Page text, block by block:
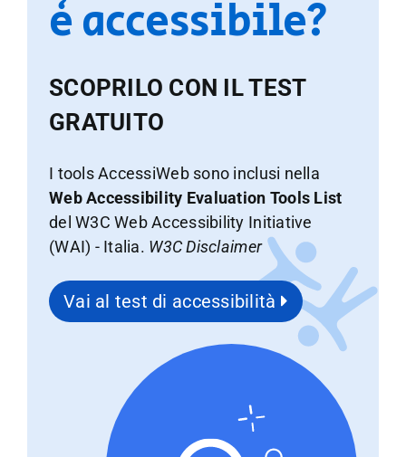
è accessibile?
SCOPRILO CON IL TEST
GRATUITO
I tools AccessiWeb sono inclusi nella
Web Accessibility Evaluation Tools List
del W3C Web Accessibility Initiative
(WAI) - Italia. W3C Disclaimer
Vai al test di accessibilità